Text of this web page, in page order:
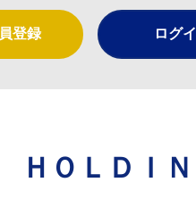
登録 ログ
ＯＬＤＩＮ